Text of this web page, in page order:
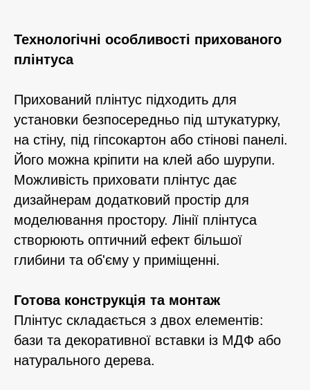
Технологічні особливості прихованого
плінтуса
Прихований плінтус підходить для
установки безпосередньо під штукатурку,
на стіну, під гіпсокартон або стінові панелі.
Його можна кріпити на клей або шурупи.
Можливість приховати плінтус дає
дизайнерам додатковий простір для
моделювання простору. Лінії плінтуса
створюють оптичний ефект більшої
глибини та об'єму у приміщенні.
Готова конструкція та монтаж
Плінтус складається з двох елементів:
бази та декоративної вставки із МДФ або
натурального дерева.